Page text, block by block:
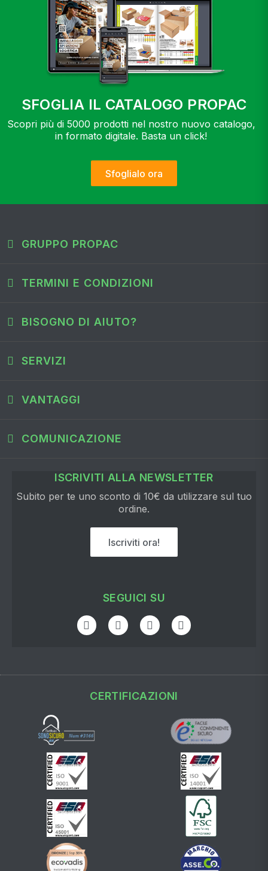
SFOGLIA IL CATALOGO PROPAC
Scopri più di 5000 prodotti nel nostro nuovo catalogo,
in formato digitale. Basta un click!
Sfoglialo ora
GRUPPO PROPAC
TERMINI E CONDIZIONI
BISOGNO DI AIUTO?
SERVIZI
VANTAGGI
COMUNICAZIONE
ISCRIVITI ALLA NEWSLETTER
Subito per te uno sconto di 10€ da utilizzare sul tuo
ordine.
Iscriviti ora!
SEGUICI SU
CERTIFICAZIONI